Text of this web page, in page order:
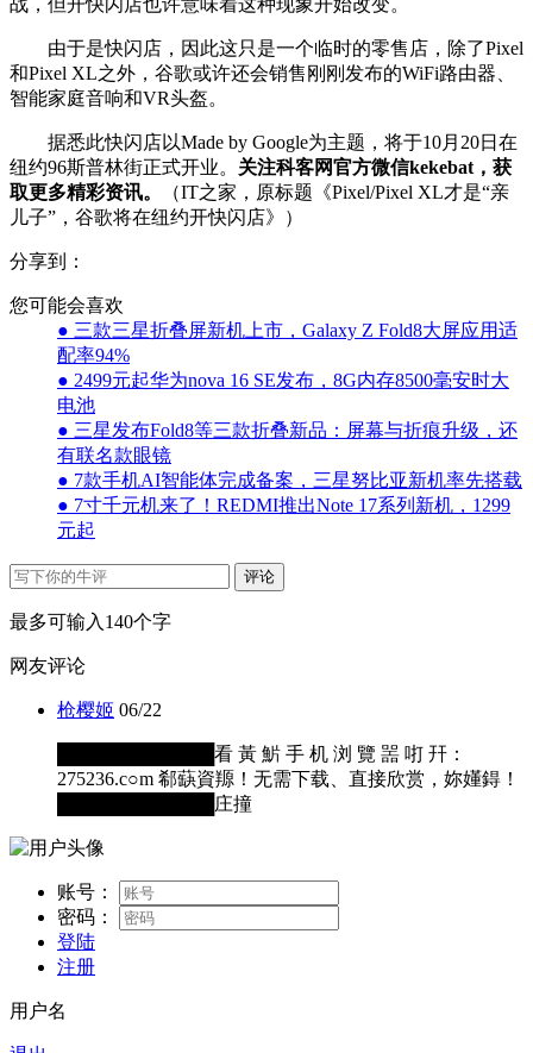
由于是快闪店，因此这只是一个临时的零售店，除了Pixel
和Pixel XL之外，谷歌或许还会销售刚刚发布的WiFi路由器、
智能家庭音响和VR头盔。
据悉此快闪店以Made by Google为主题，将于10月20日在
纽约96斯普林街正式开业。 关注科客网官方微信kekebat，获
取更多精彩资讯。
（IT之家，原标题《Pixel/Pixel XL才是“亲
儿子”，谷歌将在纽约开快闪店》）
分享到：
您可能会喜欢
● 三款三星折叠屏新机上市，Galaxy Z Fold8大屏应用适
配率94%
● 2499元起华为nova 16 SE发布，8G内存8500毫安时大
电池
● 三星发布Fold8等三款折叠新品：屏幕与折痕升级，还
有联名款眼镜
● 7款手机AI智能体完成备案，三星努比亚新机率先搭载
● 7寸千元机来了！REDMI推出Note 17系列新机，1299
元起
评论
最多可输入140个字
网友评论
枪樱姬 06/22
████████████看 黃 魸 手 机 浏 覽 噐 咑 幵：
275236.c○m 郗蒛資羱！无需下载、直接欣赏，妳嬞鍀！
████████████庄撞
账号：
密码：
登陆
注册
用户名